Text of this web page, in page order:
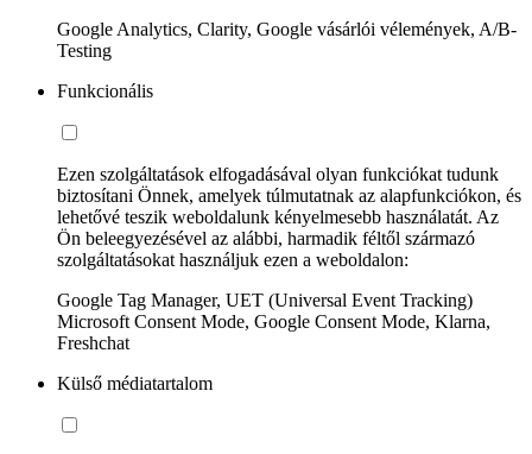
Google Analytics, Clarity, Google vásárlói vélemények, A/B-
Testing
Funkcionális
Ezen szolgáltatások elfogadásával olyan funkciókat tudunk
biztosítani Önnek, amelyek túlmutatnak az alapfunkciókon, és
lehetővé teszik weboldalunk kényelmesebb használatát. Az
Ön beleegyezésével az alábbi, harmadik féltől származó
szolgáltatásokat használjuk ezen a weboldalon:
Google Tag Manager, UET (Universal Event Tracking)
Microsoft Consent Mode, Google Consent Mode, Klarna,
Freshchat
Külső médiatartalom